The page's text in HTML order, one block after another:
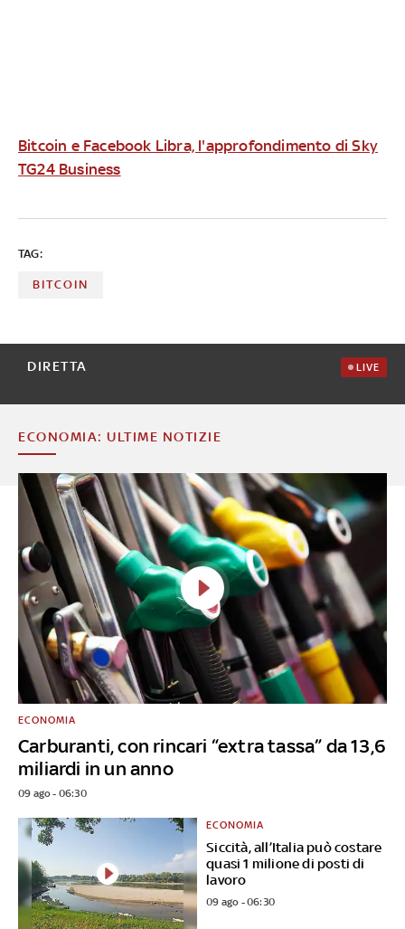
Bitcoin e Facebook Libra, l'approfondimento di Sky
TG24 Business
TAG:
BITCOIN
DIRETTA LIVE
ECONOMIA: ULTIME NOTIZIE
Carburanti, con rincari “extra tassa” da 13,6
miliardi in un anno
ECONOMIA
09 ago - 06:30
Siccità, all’Italia può costare
quasi 1 milione di posti di
lavoro
ECONOMIA
09 ago - 06:30